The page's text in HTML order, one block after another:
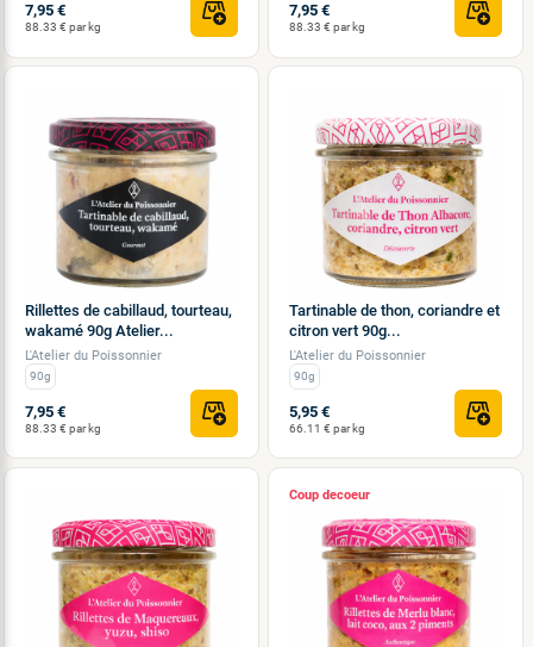
7,95 €
88.33 € par kg
7,95 €
88.33 € par kg
Rillettes de cabillaud, tourteau,
wakamé 90g Atelier...
L'Atelier du Poissonnier
90g
7,95 €
88.33 € par kg
Tartinable de thon, coriandre et
citron vert 90g...
L'Atelier du Poissonnier
90g
5,95 €
66.11 € par kg
Coup de